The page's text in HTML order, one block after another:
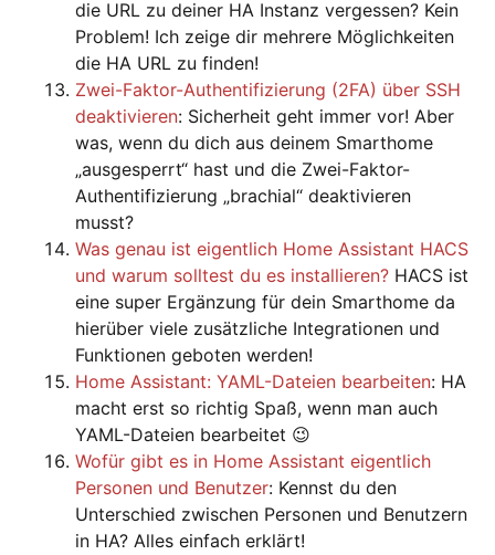
die URL zu deiner HA Instanz vergessen? Kein
Problem! Ich zeige dir mehrere Möglichkeiten
die HA URL zu finden!
Zwei-Faktor-Authentifizierung (2FA) über SSH
deaktivieren: Sicherheit geht immer vor! Aber
was, wenn du dich aus deinem Smarthome
„ausgesperrt“ hast und die Zwei-Faktor-
Authentifizierung „brachial“ deaktivieren
musst?
Was genau ist eigentlich Home Assistant HACS
und warum solltest du es installieren? HACS ist
eine super Ergänzung für dein Smarthome da
hierüber viele zusätzliche Integrationen und
Funktionen geboten werden!
Home Assistant: YAML-Dateien bearbeiten: HA
macht erst so richtig Spaß, wenn man auch
YAML-Dateien bearbeitet 😉
Wofür gibt es in Home Assistant eigentlich
Personen und Benutzer: Kennst du den
Unterschied zwischen Personen und Benutzern
in HA? Alles einfach erklärt!